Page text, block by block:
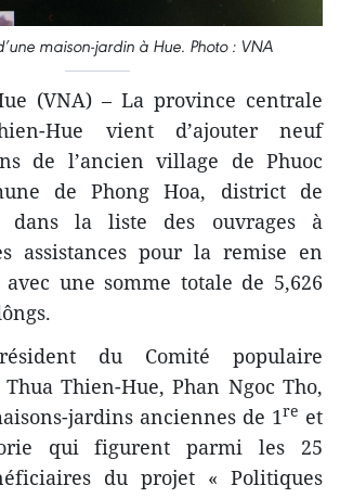
maison-jardin à Hue. Photo : VNA
(VNA) – La province centrale
Hue vient d’ajouter neuf
de l’ancien village de Phuoc
de Phong Hoa, district de
dans la liste des ouvrages à
assistances pour la remise en
une somme totale de 5,626
du Comité populaire
Thien-Hue, Phan Ngoc Tho,
jardins anciennes de 1re et
qui figurent parmi les 25
du projet « Politiques